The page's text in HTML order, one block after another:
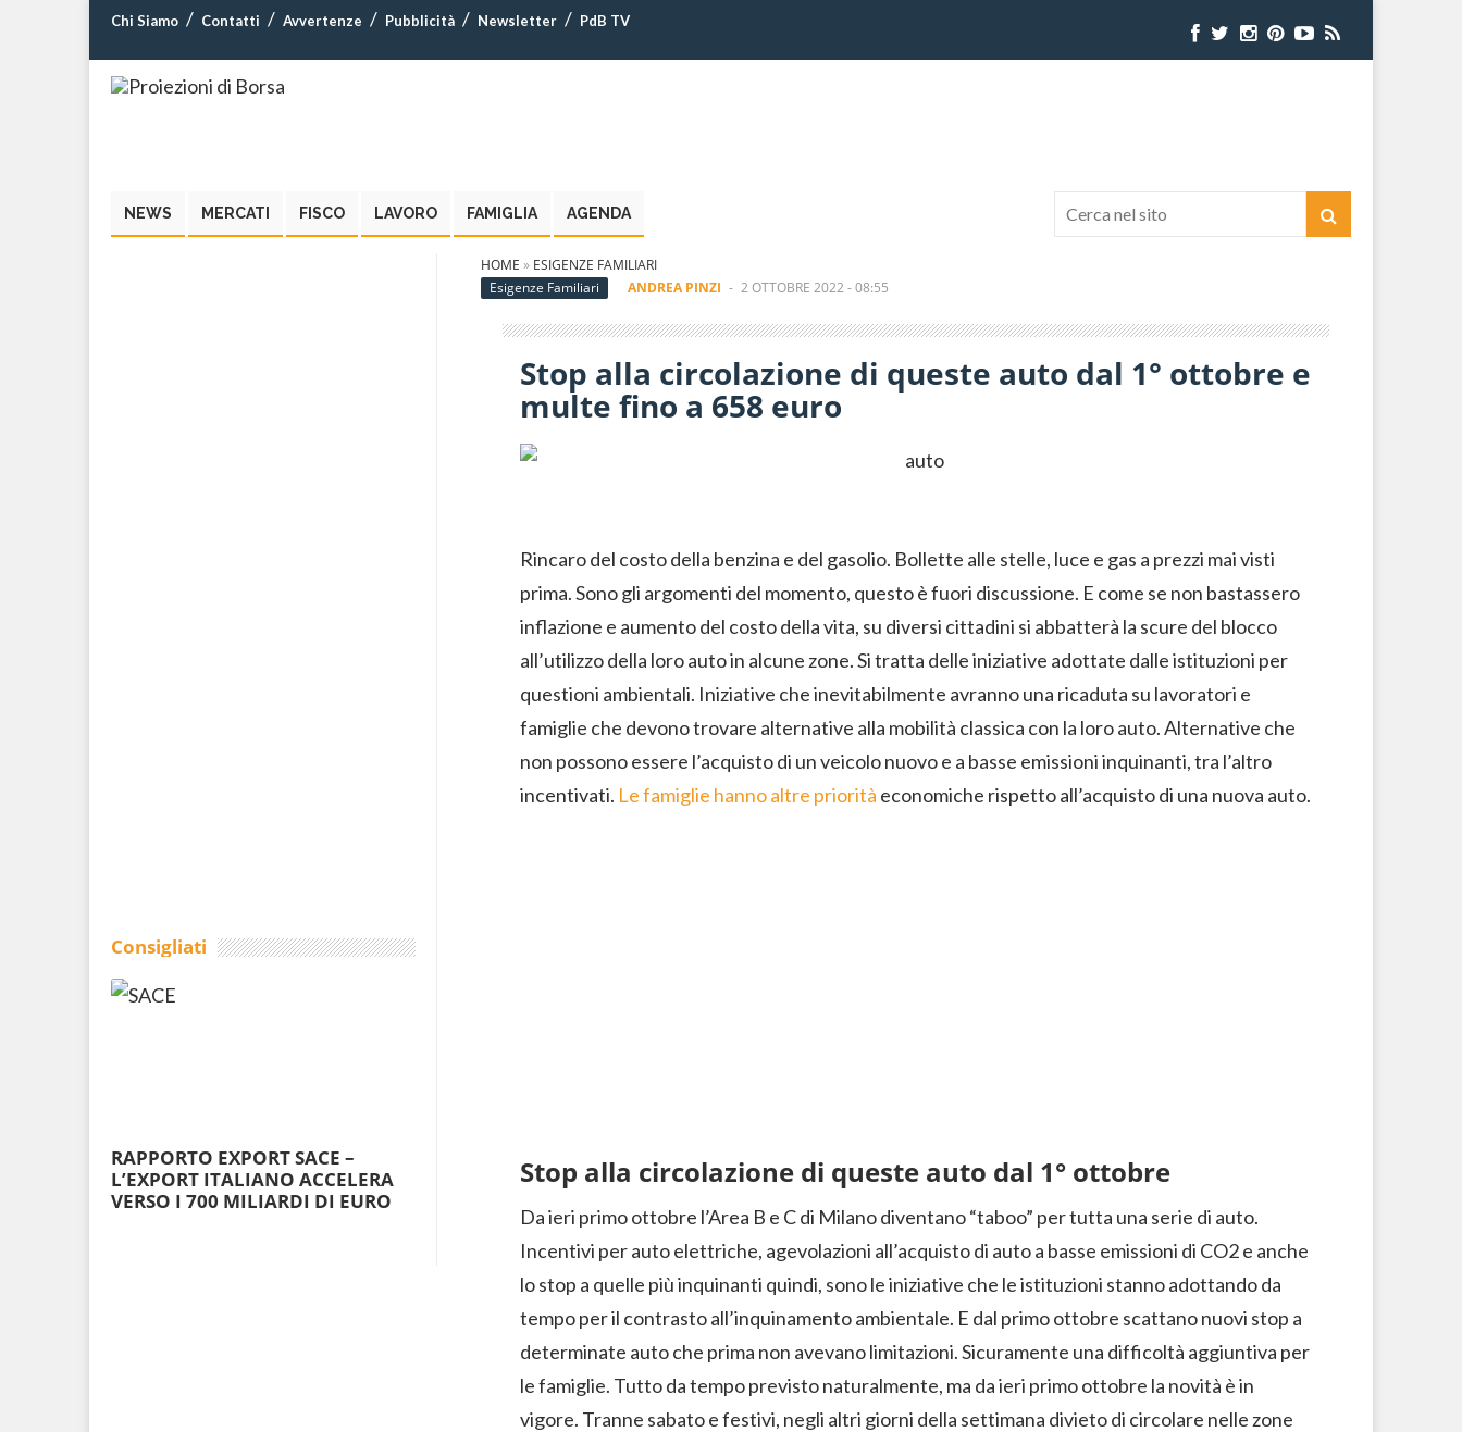
Chi Siamo Contatti Avvertenze Pubblicità Newsletter PdB TV
NEWS MERCATI FISCO LAVORO FAMIGLIA AGENDA
HOME » ESIGENZE FAMILIARI
Esigenze Familiari
ANDREA PINZI - 2 OTTOBRE 2022 - 08:55
Stop alla circolazione di queste auto dal 1° ottobre e
multe fino a 658 euro
Rincaro del costo della benzina e del gasolio. Bollette alle stelle, luce e gas a prezzi mai visti
prima. Sono gli argomenti del momento, questo è fuori discussione. E come se non bastassero
inflazione e aumento del costo della vita, su diversi cittadini si abbatterà la scure del blocco
all’utilizzo della loro auto in alcune zone. Si tratta delle iniziative adottate dalle istituzioni per
questioni ambientali. Iniziative che inevitabilmente avranno una ricaduta su lavoratori e
famiglie che devono trovare alternative alla mobilità classica con la loro auto. Alternative che
non possono essere l’acquisto di un veicolo nuovo e a basse emissioni inquinanti, tra l’altro
incentivati. Le famiglie hanno altre priorità economiche rispetto all’acquisto di una nuova auto.
Stop alla circolazione di queste auto dal 1° ottobre
Da ieri primo ottobre l’Area B e C di Milano diventano “taboo” per tutta una serie di auto.
Incentivi per auto elettriche, agevolazioni all’acquisto di auto a basse emissioni di CO2 e anche
lo stop a quelle più inquinanti quindi, sono le iniziative che le istituzioni stanno adottando da
tempo per il contrasto all’inquinamento ambientale. E dal primo ottobre scattano nuovi stop a
determinate auto che prima non avevano limitazioni. Sicuramente una difficoltà aggiuntiva per
le famiglie. Tutto da tempo previsto naturalmente, ma da ieri primo ottobre la novità è in
vigore. Tranne sabato e festivi, negli altri giorni della settimana divieto di circolare nelle zone
Consigliati
RAPPORTO EXPORT SACE –
L’EXPORT ITALIANO ACCELERA
VERSO I 700 MILIARDI DI EURO